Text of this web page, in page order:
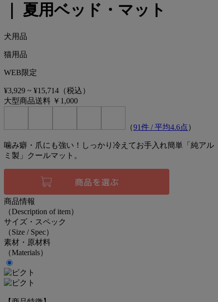
｜ 夏用ベッド・マット
犬用品
猫用品
WEB限定
¥3,929 ~ ¥15,714 （税込）
大型商品送料 ￥1,000
（91件 / 平均4.6点）
噛み癖・爪にも強い！しっかり冷えてお手入れ簡単「純アル
ミ製」クールマット。
商品情報
（Description of item）
サイズ・スペック
（Size / Spec）
素材・原材料
（Materials）